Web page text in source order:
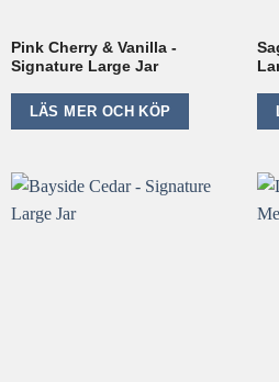
Pink Cherry & Vanilla -
Signature Large Jar
LÄS MER OCH KÖP